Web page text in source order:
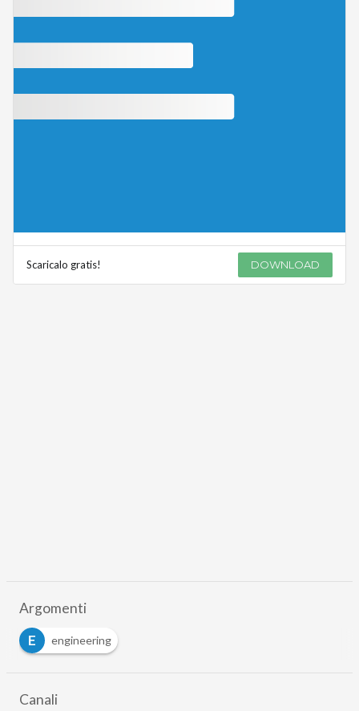
Scaricalo gratis! DOWNLOAD
Argomenti
E
engineering
Canali